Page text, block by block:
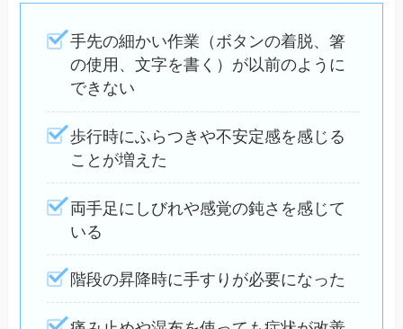
手先の細かい作業（ボタンの着脱、箸
の使用、文字を書く）が以前のように
できない
歩行時にふらつきや不安定感を感じる
ことが増えた
両手足にしびれや感覚の鈍さを感じて
いる
階段の昇降時に手すりが必要になった